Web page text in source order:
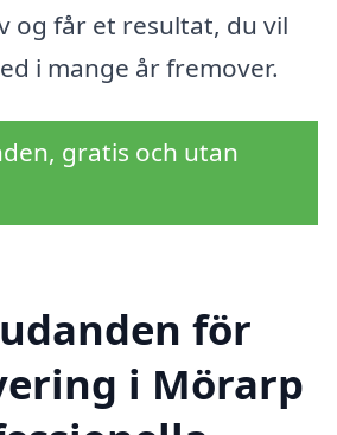
og får et resultat, du vil
i mange år fremover.
gratis och utan
för
i Mörarp